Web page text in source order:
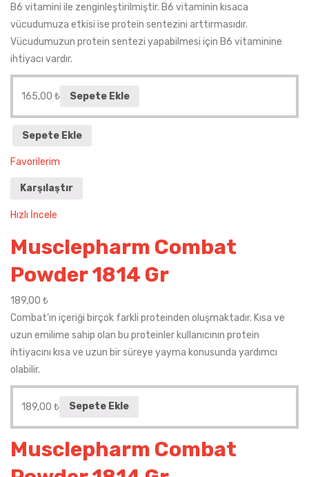
B6 vitamini ile zenginleştirilmiştir. B6 vitaminin kısaca
vücudumuza etkisi ise protein sentezini arttırmasıdır.
Vücudumuzun protein sentezi yapabilmesi için B6 vitaminine
ihtiyacı vardır.
165,00 ₺ Sepete Ekle
Sepete Ekle
Favorilerim
Karşılaştır
Hızlı İncele
Musclepharm Combat
Powder 1814 Gr
189,00 ₺
Combat’ın içeriği birçok farkli proteinden oluşmaktadır. Kısa ve
uzun emilime sahip olan bu proteinler kullanıcının protein
ihtiyacını kısa ve uzun bir süreye yayma konusunda yardımcı
olabilir.
189,00 ₺ Sepete Ekle
Musclepharm Combat